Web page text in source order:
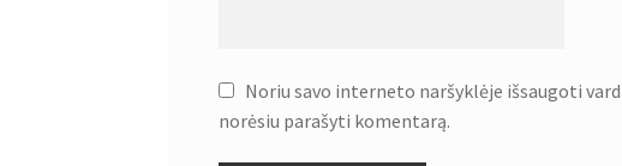
Noriu savo interneto naršyklėje išsaugoti
norėsiu parašyti komentarą.